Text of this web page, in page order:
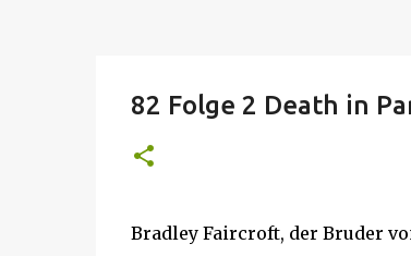
82 Folge 2 Death in
Bradley Faircroft, der Bruder